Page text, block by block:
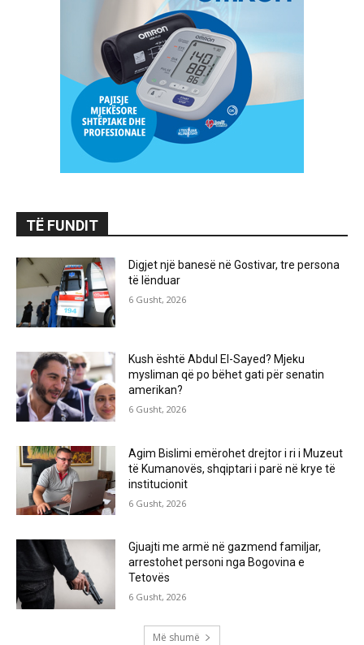
TË FUNDIT
Digjet një banesë në Gostivar, tre persona
të lënduar
6 Gusht, 2026
Kush është Abdul El-Sayed? Mjeku
mysliman që po bëhet gati për senatin
amerikan?
6 Gusht, 2026
Agim Bislimi emërohet drejtor i ri i Muzeut
të Kumanovës, shqiptari i parë në krye të
institucionit
6 Gusht, 2026
Gjuajti me armë në gazmend familjar,
arrestohet personi nga Bogovina e
Tetovës
6 Gusht, 2026
Më shumë